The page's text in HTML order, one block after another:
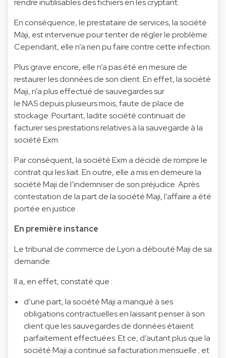
rendre inutilisables des fichiers en les cryptant.
En conséquence, le prestataire de services, la société
Màji, est intervenue pour tenter de régler le problème.
Cependant, elle n’a rien pu faire contre cette infection.
Plus grave encore, elle n’a pas été en mesure de
restaurer les données de son client. En effet, la société
Maji, n’a plus effectué de sauvegardes sur
le NAS depuis plusieurs mois, faute de place de
stockage. Pourtant, ladite société continuait de
facturer ses prestations relatives à la sauvegarde à la
société Exm.
Par conséquent, la société Exm a décidé de rompre le
contrat qui les liait. En outre, elle a mis en demeure la
société Maji de l’indemniser de son préjudice. Après
contestation de la part de la société Maji, l’affaire a été
portée en justice .
En première instance
Le tribunal de commerce de Lyon a débouté Maji de sa
demande.
Il a, en effet, constaté que :
d’une part, la société Maji a manqué à ses
obligations contractuelles en laissant penser à son
client que les sauvegardes de données étaient
parfaitement effectuées. Et ce, d’autant plus que la
société Maji a continué sa facturation mensuelle ; et